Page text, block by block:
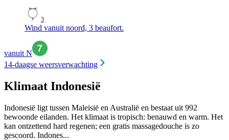
3
Wind vanuit noord, 3 beaufort.
vanuit N
14-daagse weersverwachting
Klimaat Indonesië
Indonesië ligt tussen Maleisië en Australië en bestaat uit 992
bewoonde eilanden. Het klimaat is tropisch: benauwd en warm. Het
kan ontzettend hard regenen; een gratis massagedouche is zo
gescoord. Indones...